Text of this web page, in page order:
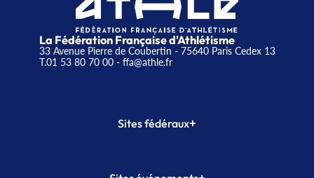
La Fédération Française d'Athlétisme
33 Avenue Pierre de Coubertin - 75640 Paris Cedex 13
T.01 53 80 70 00- ffa@athle.fr
Sites fédéraux+